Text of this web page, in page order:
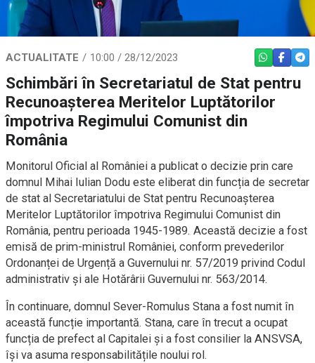
ACTUALITATE 10:00 / 28/12/2023 WHATSAPP
Schimbări în Secretariatul de Stat pentru
Recunoașterea Meritelor Luptătorilor
împotriva Regimului Comunist din
România
Monitorul Oficial al României a publicat o decizie prin care
domnul Mihai Iulian Dodu este eliberat din funcția de secretar
de stat al Secretariatului de Stat pentru Recunoașterea
Meritelor Luptătorilor împotriva Regimului Comunist din
România, pentru perioada 1945-1989. Această decizie a fost
emisă de prim-ministrul României, conform prevederilor
Ordonanței de Urgență a Guvernului nr. 57/2019 privind Codul
administrativ și ale Hotărârii Guvernului nr. 563/2014.
În continuare, domnul Sever-Romulus Stana a fost numit în
această funcție importantă. Stana, care în trecut a ocupat
funcția de prefect al Capitalei și a fost consilier la ANSVSA,
își va asuma responsabilitățile noului rol.